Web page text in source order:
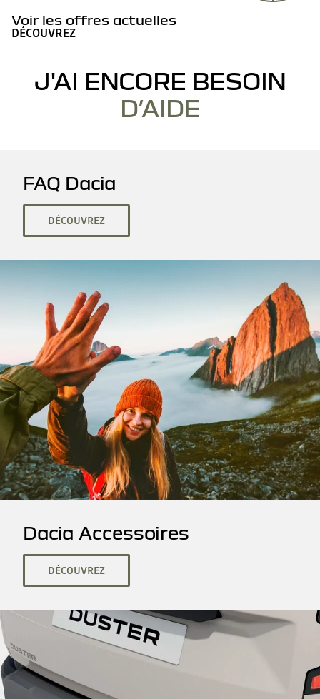
Voir les offres actuelles
DÉCOUVREZ
J'AI ENCORE BESOIN
D’AIDE
FAQ Dacia
DÉCOUVREZ
Dacia Accessoires
DÉCOUVREZ